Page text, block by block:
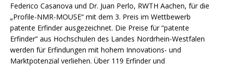
Federico Casanova und Dr. Juan Perlo, RWTH Aachen, für die
„Profile-NMR-MOUSE“ mit dem 3. Preis im Wettbewerb
patente Erfinder ausgezeichnet. Die Preise für “patente
Erfinder” aus Hochschulen des Landes Nordrhein-Westfalen
werden für Erfindungen mit hohem Innovations- und
Marktpotenzial verliehen. Über 119 Erfinder und